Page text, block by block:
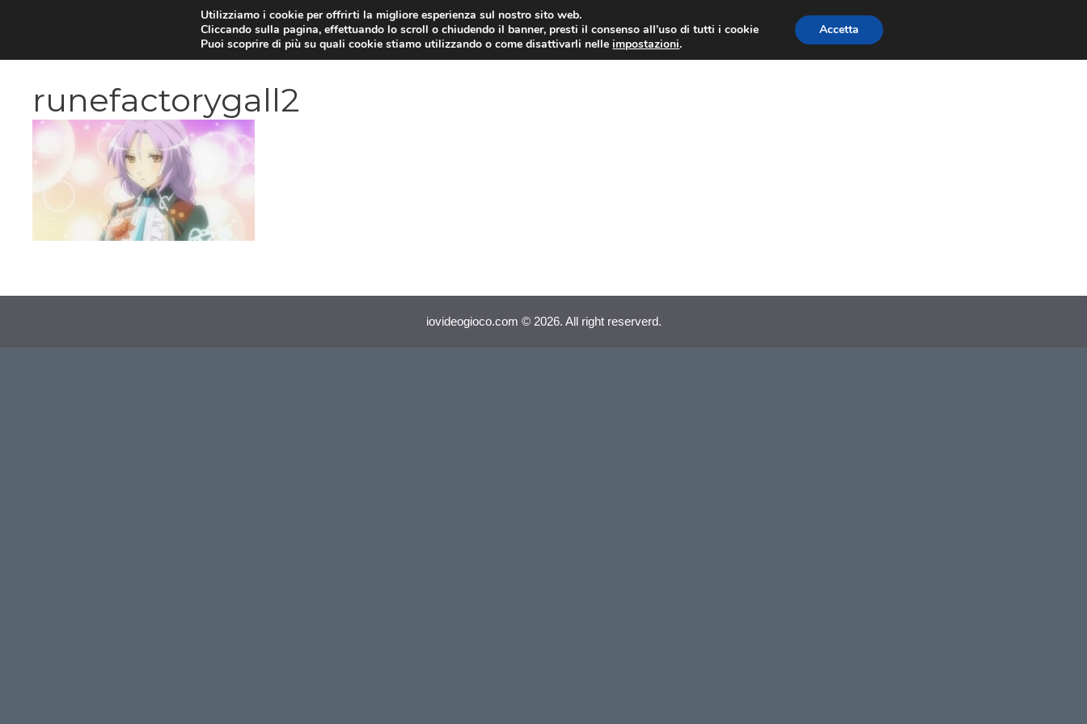
VIDEOGIOCHI NEWS RECENSIONI TRAILER GIOCHI
runefactorygall2
iovideogioco.com © 2026. All right reserverd.
Utilizziamo i cookie per offrirti la migliore esperienza sul nostro sito web.
Cliccando sulla pagina, effettuando lo scroll o chiudendo il banner, presti il consenso all’uso di tutti i cookie
Puoi scoprire di più su quali cookie stiamo utilizzando o come disattivarli nelleimpostazioni.
Accetta